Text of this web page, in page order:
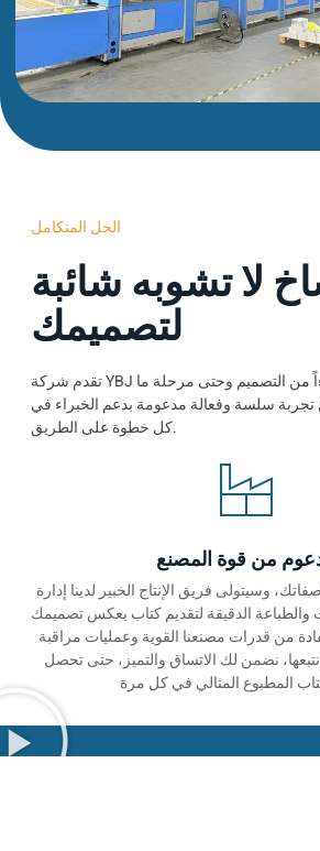
الحل المتكامل
لا تشوبه شائبة
لتصميمك
تقدم شركة YBJ للطباعة حلاً متكاملاً بدءاً من التصميم وحتى مرحلة ما
تجربة سلسة وفعالة مدعومة بدعم الخبراء في
كل خطوة على الطريق.
من قوة المصنع
وسيتولى فريق الإنتاج الخبير لدينا إدارة
والطباعة الدقيقة لتقديم كتاب يعكس تصميمك
من قدرات مصنعنا القوية وعمليات مراقبة
نضمن لك الاتساق والتميز، حتى تحصل